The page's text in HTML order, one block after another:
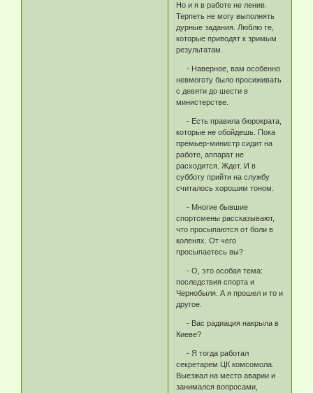
Но и я в работе не ленив.
Терпеть не могу выполнять
дурные задания. Люблю те,
которые приводят к зримым
результатам.
- Наверное, вам особенно
невмоготу было просиживать
с девяти до шести в
министерстве.
- Есть правила бюрократа,
которые не обойдешь. Пока
премьер-министр сидит на
работе, аппарат не
расходится. Ждет. И в
субботу прийти на службу
считалось хорошим тоном.
- Многие бывшие
спортсмены рассказывают,
что просыпаются от боли в
коленях. От чего
просыпаетесь вы?
- О, это особая тема:
последствия спорта и
Чернобыля. А я прошел и то и
другое.
- Вас радиация накрыла в
Киеве?
- Я тогда работал
секретарем ЦК комсомола.
Выезжал на место аварии и
занимался вопросами,